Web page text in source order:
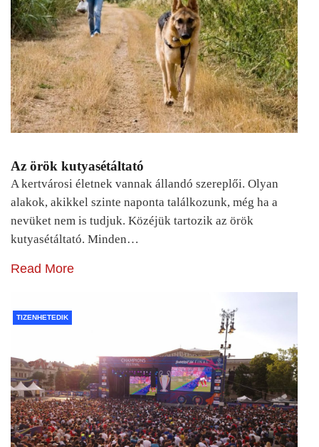
Az örök kutyasétáltató
A kertvárosi életnek vannak állandó szereplői. Olyan
alakok, akikkel szinte naponta találkozunk, még ha a
nevüket nem is tudjuk. Közéjük tartozik az örök
kutyasétáltató. Minden…
Read More
TIZENHETEDIK